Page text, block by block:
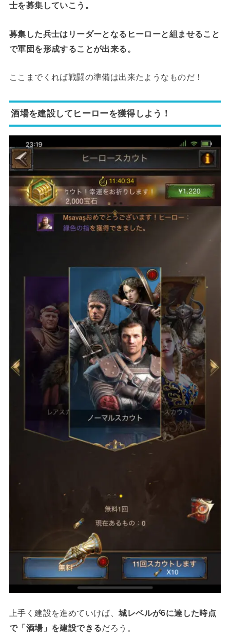
士を募集していこう。
募集した兵士はリーダーとなるヒーローと組ませること
で軍団を形成することが出来る。
ここまでくれば戦闘の準備は出来たようなものだ！
酒場を建設してヒーローを獲得しよう！
上手く建設を進めていけば、城レベルが6に達した時点
で「酒場」を建設できるだろう。